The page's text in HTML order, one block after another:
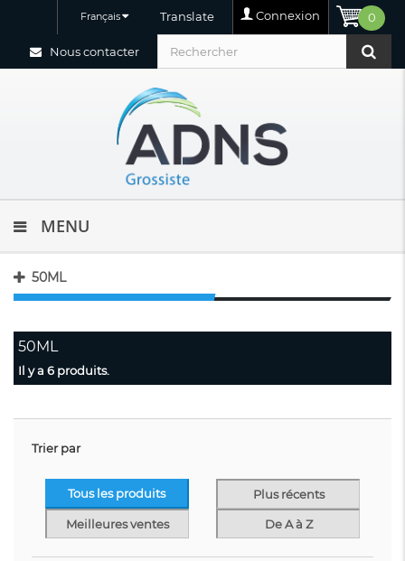
0
Connexion
Translate
Français
Nous contacter
MENU
50ML
50ML
Il y a 6 produits.
Trier par
Tous les produits Plus récents
Meilleures ventes De A à Z